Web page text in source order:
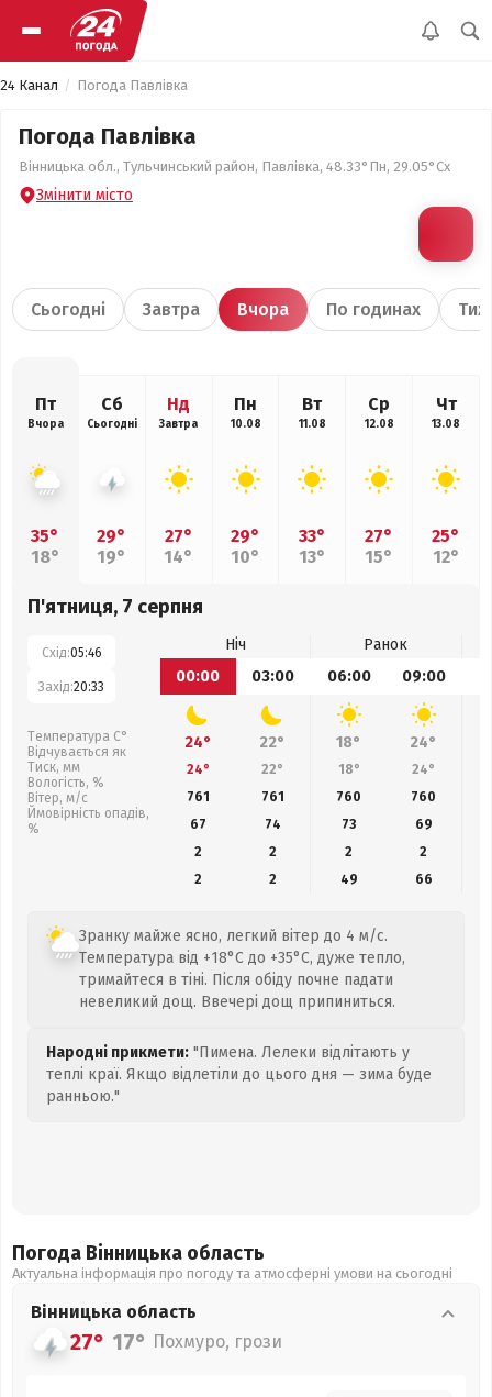
24 Канал Погода Павлівка
Погода Павлівка
Вінницька обл., Тульчинський район, Павлівка, 48.33°Пн, 29.05°Сх
Змінити місто
Сьогодні Завтра Вчора По годинах
Пт
Вчора
35°
18°
Сб
Сьогодні
29°
19°
Нд
Завтра
27°
14°
Пн
10.08
29°
10°
Вт
11.08
33°
13°
Ср
12.08
27°
15°
Чт
13.08
25°
12°
П'ятниця, 7 серпня
Схід:05:46
Захід:20:33
Температура С°
Відчувається як
Тиск, мм
Вологість, %
Вітер, м/с
Ймовірність опадів,
%
Ніч
Ранок
00:00
03:00 06:00 09:00
24° 22° 18° 24°
24° 22° 18° 24°
761
761 760 760
67
74 73 69
2
2 2
2
2
2 49 66
Зранку майже ясно, легкий вітер до 4 м/с.
Температура від +18°C до +35°C, дуже тепло,
тримайтеся в тіні. Після обіду почне падати
невеликий дощ. Ввечері дощ припиниться.
Народні прикмети: "Пимена. Лелеки відлітають у
теплі краї. Якщо відлетіли до цього дня — зима буде
ранньою."
Погода Вінницька область
Актуальна інформація про погоду та атмосферні умови на сьогодні
Вінницька область
27° 17° Похмуро, грози